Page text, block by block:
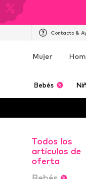
Contacto &
Mujer
Bebés
Todos los
artículos de
oferta